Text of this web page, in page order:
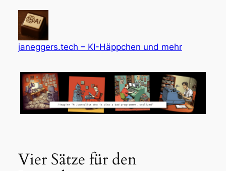
springen
janeggers.tech – KI-Häppchen und mehr
Vier Sätze für den